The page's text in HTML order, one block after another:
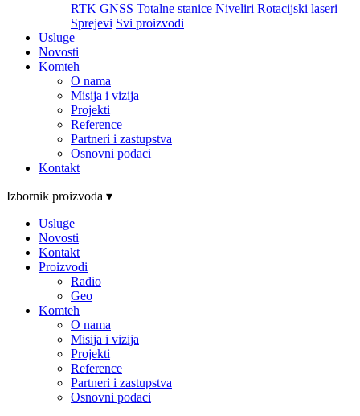
RTK GNSS Totalne stanice Niveliri Rotacijski laseri
Sprejevi Svi proizvodi
Usluge
Novosti
Komteh
O nama
Misija i vizija
Projekti
Reference
Partneri i zastupstva
Osnovni podaci
Kontakt
Izbornik proizvoda ▾
Usluge
Novosti
Kontakt
Proizvodi
Radio
Geo
Komteh
O nama
Misija i vizija
Projekti
Reference
Partneri i zastupstva
Osnovni podaci